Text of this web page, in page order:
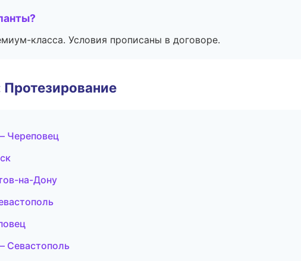
класса. Условия прописаны в договоре.
Череповец
на-Дону
Севастополь